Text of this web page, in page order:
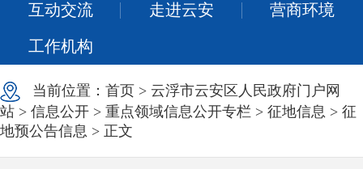
互动交流 走进云安 营商环境
工作机构
当前位置： 首页 > 云浮市云安区人民政府门户网
站 > 信息公开 > 重点领域信息公开专栏 > 征地信息 > 征
地预公告信息 > 正文